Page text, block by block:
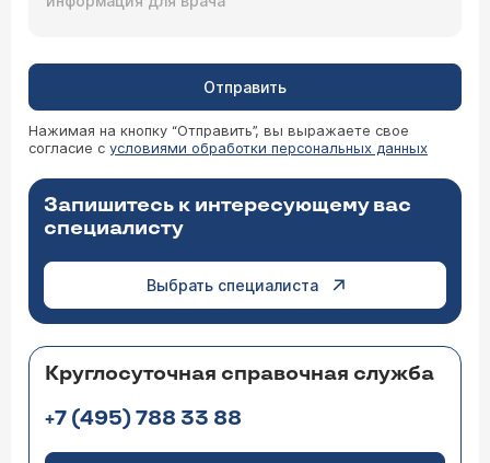
Отправить
Нажимая на кнопку “Отправить”, вы выражаете свое
согласие с условиями обработки персональных данных
Запишитесь к интересующему вас
специалисту
Выбрать специалиста
Круглосуточная справочная служба
+7 (495) 788 33 88